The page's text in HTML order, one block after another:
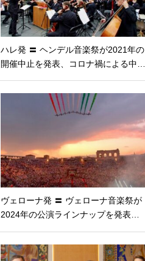
ハレ発 〓 ヘンデル音楽祭が2021年の
開催中止を発表、コロナ禍による中…
ヴェローナ発 〓 ヴェローナ音楽祭が
2024年の公演ラインナップを発表…